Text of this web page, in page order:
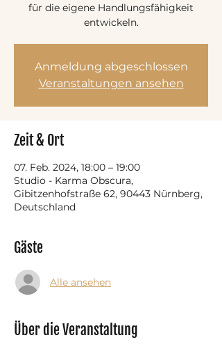
für die eigene Handlungsfähigkeit
entwickeln.
Anmeldung abgeschlossen
Veranstaltungen ansehen
Zeit & Ort
07. Feb. 2024, 18:00 – 19:00
Studio - Karma Obscura,
Gibitzenhofstraße 62, 90443 Nürnberg,
Deutschland
Gäste
Alle ansehen
Über die Veranstaltung